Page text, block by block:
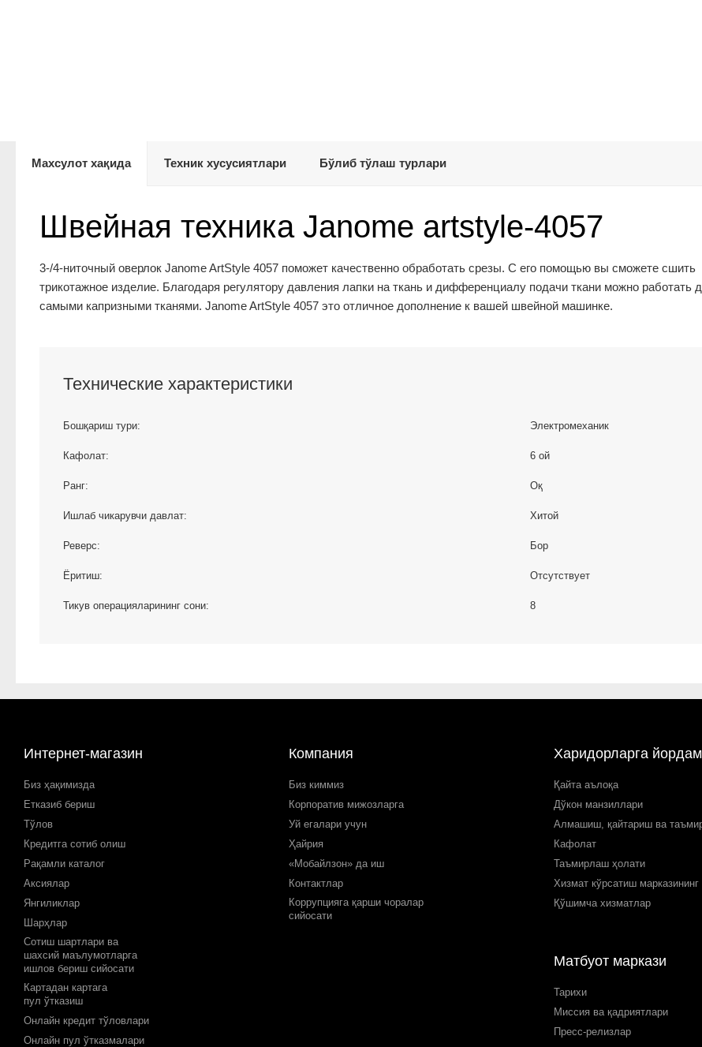
Махсулот хақида Техник хусусиятлари Бўлиб тўлаш турлари
Швейная техника Janome artstyle-4057
3-/4-ниточный оверлок Janome ArtStyle 4057 поможет качественно обработать срезы. С его помощью вы сможете сшить
трикотажное изделие. Благодаря регулятору давления лапки на ткань и дифференциалу подачи ткани можно работать
самыми капризными тканями. Janome ArtStyle 4057 это отличное дополнение к вашей швейной машинке.
Технические характеристики
Бошқариш тури: Электромеханик
Кафолат: 6 ой
Ранг: Оқ
Ишлаб чикарувчи давлат: Хитой
Реверс: Бор
Ёритиш: Отсутствует
Тикув операцияларининг сони: 8
Интернет-магазин
Биз ҳақимизда
Етказиб бериш
Тўлов
Кредитга сотиб олиш
Рақамли каталог
Аксиялар
Янгиликлар
Шарҳлар
Сотиш шартлари ва
шахсий маълумотларга
ишлов бериш сийосати
Картадан картага
пул ўтказиш
Онлайн кредит тўловлари
Онлайн пул ўтказмалари
Компания
Биз киммиз
Корпоратив мижозларга
Уй егалари учун
Ҳайрия
«Мобайлзон» да иш
Контактлар
Коррупцияга қарши чоралар
сийосати
Харидорларга йордам
Қайта аълоқа
Дўкон манзиллари
Алмашиш, қайтариш ва
Кафолат
Таъмирлаш ҳолати
Хизмат кўрсатиш
Қўшимча хизматлар
Матбуот маркази
Тарихи
Миссия ва қадриятлари
Пресс-релизлар